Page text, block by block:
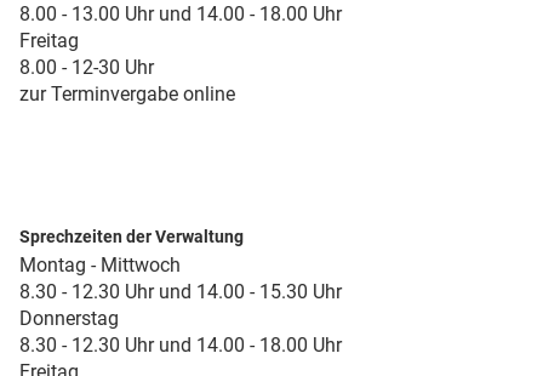
8.00 - 13.00 Uhr und 14.00 - 18.00 Uhr
Freitag
8.00 - 12-30 Uhr
zur Terminvergabe online
Sprechzeiten der Verwaltung
Montag - Mittwoch
8.30 - 12.30 Uhr und 14.00 - 15.30 Uhr
Donnerstag
8.30 - 12.30 Uhr und 14.00 - 18.00 Uhr